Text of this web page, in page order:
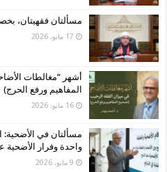
مسألتان فقهيتان،
17 مايو، 2026
أشهر “مغالطات
المفاهيم ورفع الحرج)
16 مايو، 2026
مسألتان في الأضحية:
واحدة وفرار الأضحية
9 مايو، 2026